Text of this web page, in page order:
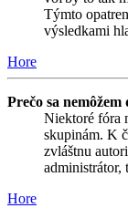
Týmto
výsledkami
Hore
Prečo sa
Niektoré fóra
skupinám. K
zvláštnu
administrátor,
Hore